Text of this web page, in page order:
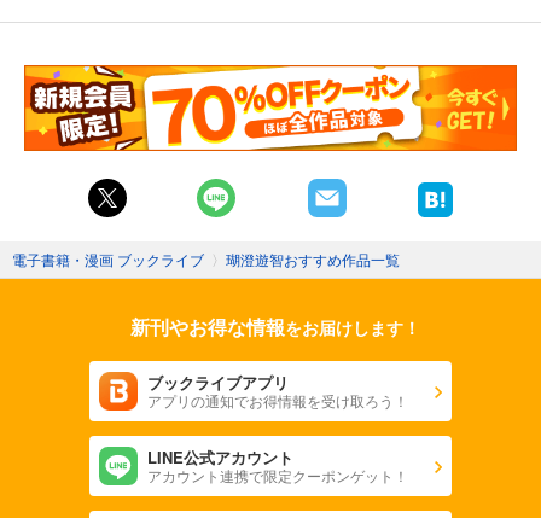
電子書籍・漫画 ブックライブ 〉 瑚澄遊智おすすめ作品一覧
新刊やお得な情報をお届けします！
ブックライブアプリ
アプリの通知でお得情報を受け取ろう！
LINE公式アカウント
アカウント連携で限定クーポンゲット！